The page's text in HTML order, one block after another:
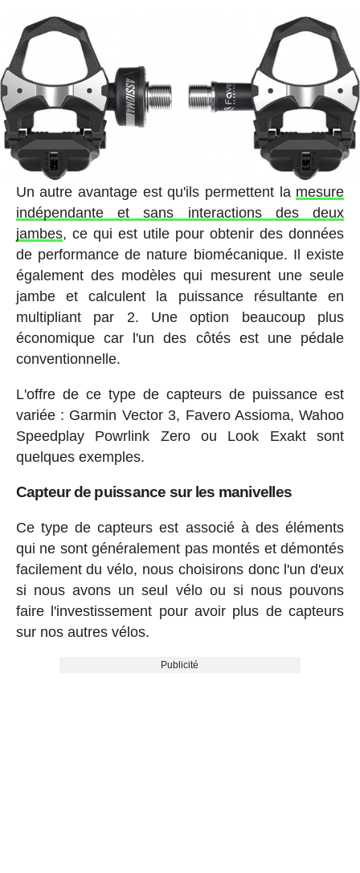
Un autre avantage est qu'ils permettent la mesure
indépendante et sans interactions des deux
jambes, ce qui est utile pour obtenir des données
de performance de nature biomécanique. Il existe
également des modèles qui mesurent une seule
jambe et calculent la puissance résultante en
multipliant par 2. Une option beaucoup plus
économique car l'un des côtés est une pédale
conventionnelle.
L'offre de ce type de capteurs de puissance est
variée : Garmin Vector 3, Favero Assioma, Wahoo
Speedplay Powrlink Zero ou Look Exakt sont
quelques exemples.
Capteur de puissance sur les manivelles
Ce type de capteurs est associé à des éléments
qui ne sont généralement pas montés et démontés
facilement du vélo, nous choisirons donc l'un d'eux
si nous avons un seul vélo ou si nous pouvons
faire l'investissement pour avoir plus de capteurs
sur nos autres vélos.
Publicité